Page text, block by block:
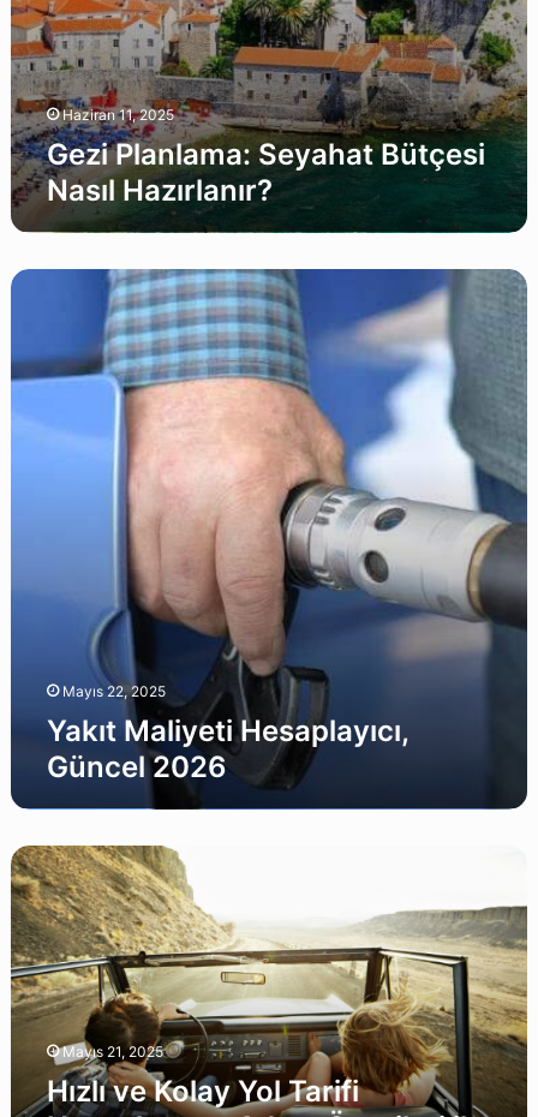
Haziran 11, 2025
Gezi Planlama: Seyahat Bütçesi
Nasıl Hazırlanır?
Yakıt
Güncel
2026
Mayıs 22, 2025
Yakıt Maliyeti Hesaplayıcı,
Güncel 2026
Hızlı
ve
Kolay
Yol
Tarifi
Hesaplayıcı
–
Önerileri
Anında
Mayıs 21, 2025
Hızlı ve Kolay Yol Tarifi